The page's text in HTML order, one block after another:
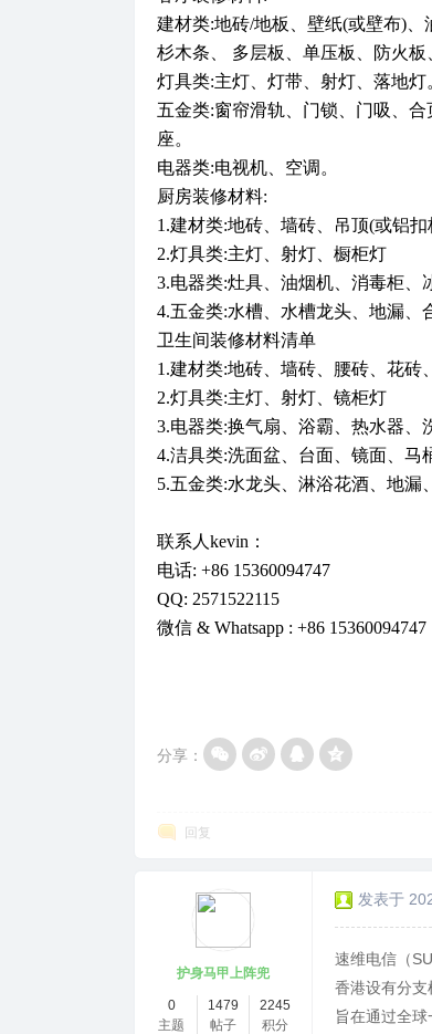
建材类:地砖/地板、壁纸(或壁布)、
杉木条、 多层板、单压板、防火
灯具类:主灯、灯带、射灯、落地灯
五金类:窗帘滑轨、门锁、门吸、
座。
电器类:电视机、空调。
厨房装修材料:
1.建材类:地砖、墙砖、吊顶(或铝
2.灯具类:主灯、射灯、橱柜灯
3.电器类:灶具、油烟机、消毒柜
4.五金类:水槽、水槽龙头、地漏
卫生间装修材料清单
1.建材类:地砖、墙砖、腰砖、花砖
2.灯具类:主灯、射灯、镜柜灯
3.电器类:换气扇、浴霸、热水器、
4.洁具类:洗面盆、台面、镜面、马
5.五金类:水龙头、淋浴花酒、地漏
联系人kevin：
电话: +86 15360094747
QQ: 2571522115
微信 & Whatsapp : +86 15360094747
分享：
回复
护身马甲上阵兜
0
主题
1479
帖子
2245
积分
发表于
速维电信（
香港设有分支
旨在通过全